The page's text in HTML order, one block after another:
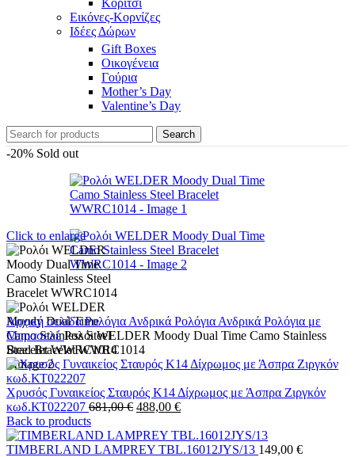
Κορίτσι
Εικόνες-Κορνίζες
Ιδέες Δώρων
Gift Boxes
Οικογένεια
Γούρια
Mother’s Day
Valentine’s Day
Search
-20% Sold out
Click to enlarge
Αρχική σελίδαΡολόγια Ανδρικά Ρολόγια Ανδρικά Ρολόγια με
ΜπρασελέΡολόι WELDER Moody Dual Time Camo Stainless
Steel Bracelet WWRC1014
Χρυσός Γυναικείος Σταυρός Κ14 Δίχρωμος με Άσπρα Ζιργκόν
κωδ.ΚΤ022207 681,00€ Original
was:
681,00 €.
488,00 €Η
τιμή
είναι:
Back to products
TIMBERLAND LAMPREY TBL.16012JYS/13 149,00 €